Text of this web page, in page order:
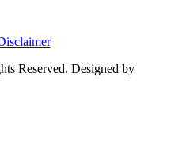
Reserved. Designed by